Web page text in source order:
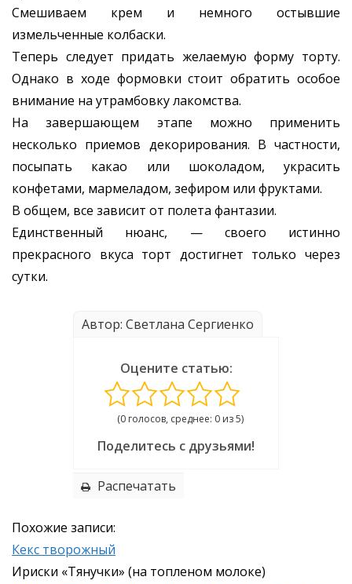
Смешиваем крем и немного остывшие
измельченные колбаски.
Теперь следует придать желаемую форму торту.
Однако в ходе формовки стоит обратить особое
внимание на утрамбовку лакомства.
На завершающем этапе можно применить
несколько приемов декорирования. В частности,
посыпать какао или шоколадом, украсить
конфетами, мармеладом, зефиром или фруктами.
В общем, все зависит от полета фантазии.
Единственный нюанс, — своего истинно
прекрасного вкуса торт достигнет только через
сутки.
Автор: Светлана Сергиенко
Распечатать
Оцените статью:
(0 голосов, среднее: 0 из 5)
Поделитесь с друзьями!
Похожие записи:
Кекс творожный
Ириски «Тянучки» (на топлeном молоке)